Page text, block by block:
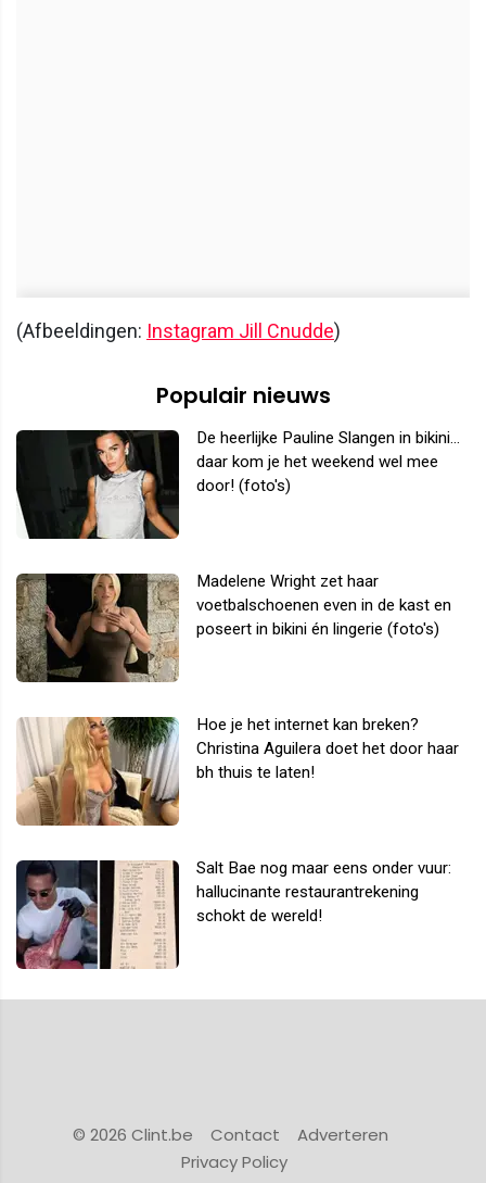
(Afbeeldingen: Instagram Jill Cnudde)
Populair nieuws
De heerlijke Pauline Slangen in bikini...
daar kom je het weekend wel mee
door! (foto's)
Madelene Wright zet haar
voetbalschoenen even in de kast en
poseert in bikini én lingerie (foto's)
Hoe je het internet kan breken?
Christina Aguilera doet het door haar
bh thuis te laten!
Salt Bae nog maar eens onder vuur:
hallucinante restaurantrekening
schokt de wereld!
© 2026 Clint.be Contact
Adverteren
Privacy Policy